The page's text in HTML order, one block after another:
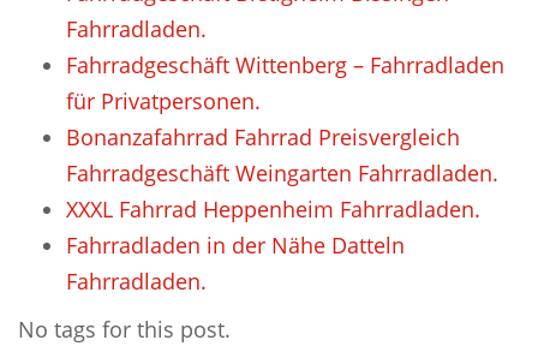
Fahrradladen.
Fahrradgeschäft Wittenberg – Fahrradladen
für Privatpersonen.
Bonanzafahrrad Fahrrad Preisvergleich
Fahrradgeschäft Weingarten Fahrradladen.
XXXL Fahrrad Heppenheim Fahrradladen.
Fahrradladen in der Nähe Datteln
Fahrradladen.
No tags for this post.